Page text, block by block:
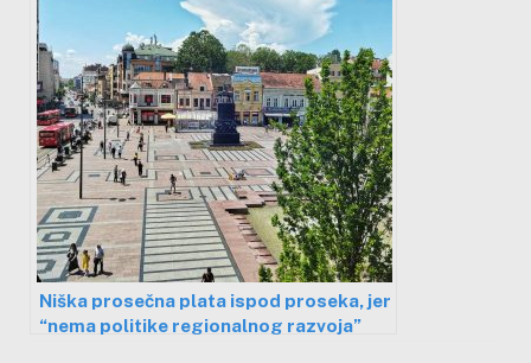
Niška prosečna plata ispod proseka, jer
“nema politike regionalnog razvoja”